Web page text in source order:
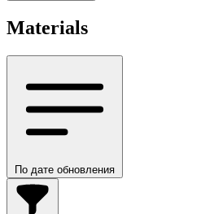
Materials
По дате обновления